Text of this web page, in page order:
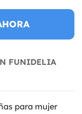
FUNIDELIA
para mujer